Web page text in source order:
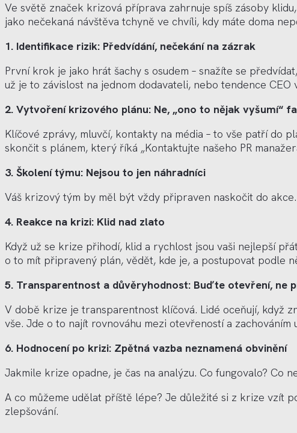
Ve světě značek krizová příprava zahrnuje spíš zásoby
jako nečekaná návštěva tchyně ve chvíli, kdy máte doma
1. Identifikace rizik: Předvídání, nečekání na zázrak
První krok je jako hrát šachy s osudem – snažíte se předv
už je to závislost na jednom dodavateli, nebo tendence
2. Vytvoření krizového plánu: Ne, „ono to nějak vyšumí“
Klíčové zprávy, mluvčí, kontakty na média – to vše patří do
skončit s plánem, který říká „Kontaktujte našeho PR manaž
3. Školení týmu: Nejsou to jen náhradníci
Váš krizový tým by měl být vždy připraven naskočit do
4. Reakce na krizi: Klid nad zlato
Když už se krize přihodí, klid a rychlost jsou vaši nejlepší
o to mít připravený plán, vědět, kde je, a postupovat podle
5. Transparentnost a důvěryhodnost: Buďte otevření, ne
V době krize je transparentnost klíčová. Lidé oceňují, když
vše. Jde o to najít rovnováhu mezi otevřeností a zachováním
6. Hodnocení po krizi: Zpětná vazba neznamená obvinění
Jakmile krize opadne, je čas na analýzu. Co fungovalo? Co
A co můžeme udělat příště lépe? Je důležité si z krize vzít
zlepšování.